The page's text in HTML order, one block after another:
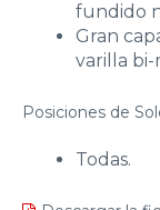
fundido
Gran
varilla bi-
Posiciones de
Todas.